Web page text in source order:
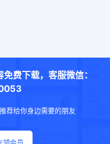
费下载，客服微信：
荐给你身边需要的朋友